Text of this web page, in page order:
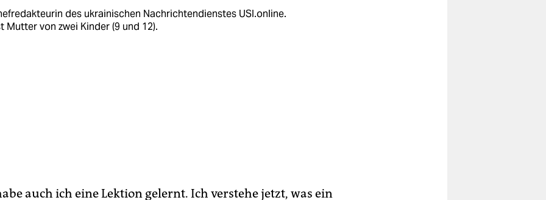
des ukrainischen Nachrichtendienstes USI.online.
Mutter von zwei Kinder (9 und 12).
auch ich eine Lektion gelernt. Ich verstehe jetzt, was ein